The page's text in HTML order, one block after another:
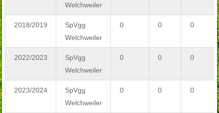
Welchweiler
2018/2019
SpVgg
Welchweiler
0 0 0
2022/2023
SpVgg
Welchweiler
0 0 0
2023/2024
SpVgg
Welchweiler
0 0 0